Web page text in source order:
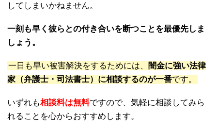
してしまいかねません。
一刻も早く彼らとの付き合いを断つことを最優先しま
しょう。
一日も早い被害解決をするためには、
闇金に強い法律
家（弁護士・司法書士）に相談するのが一番です。
いずれも相談料は無料ですので、気軽に相談してみら
れることを心からおすすめします。